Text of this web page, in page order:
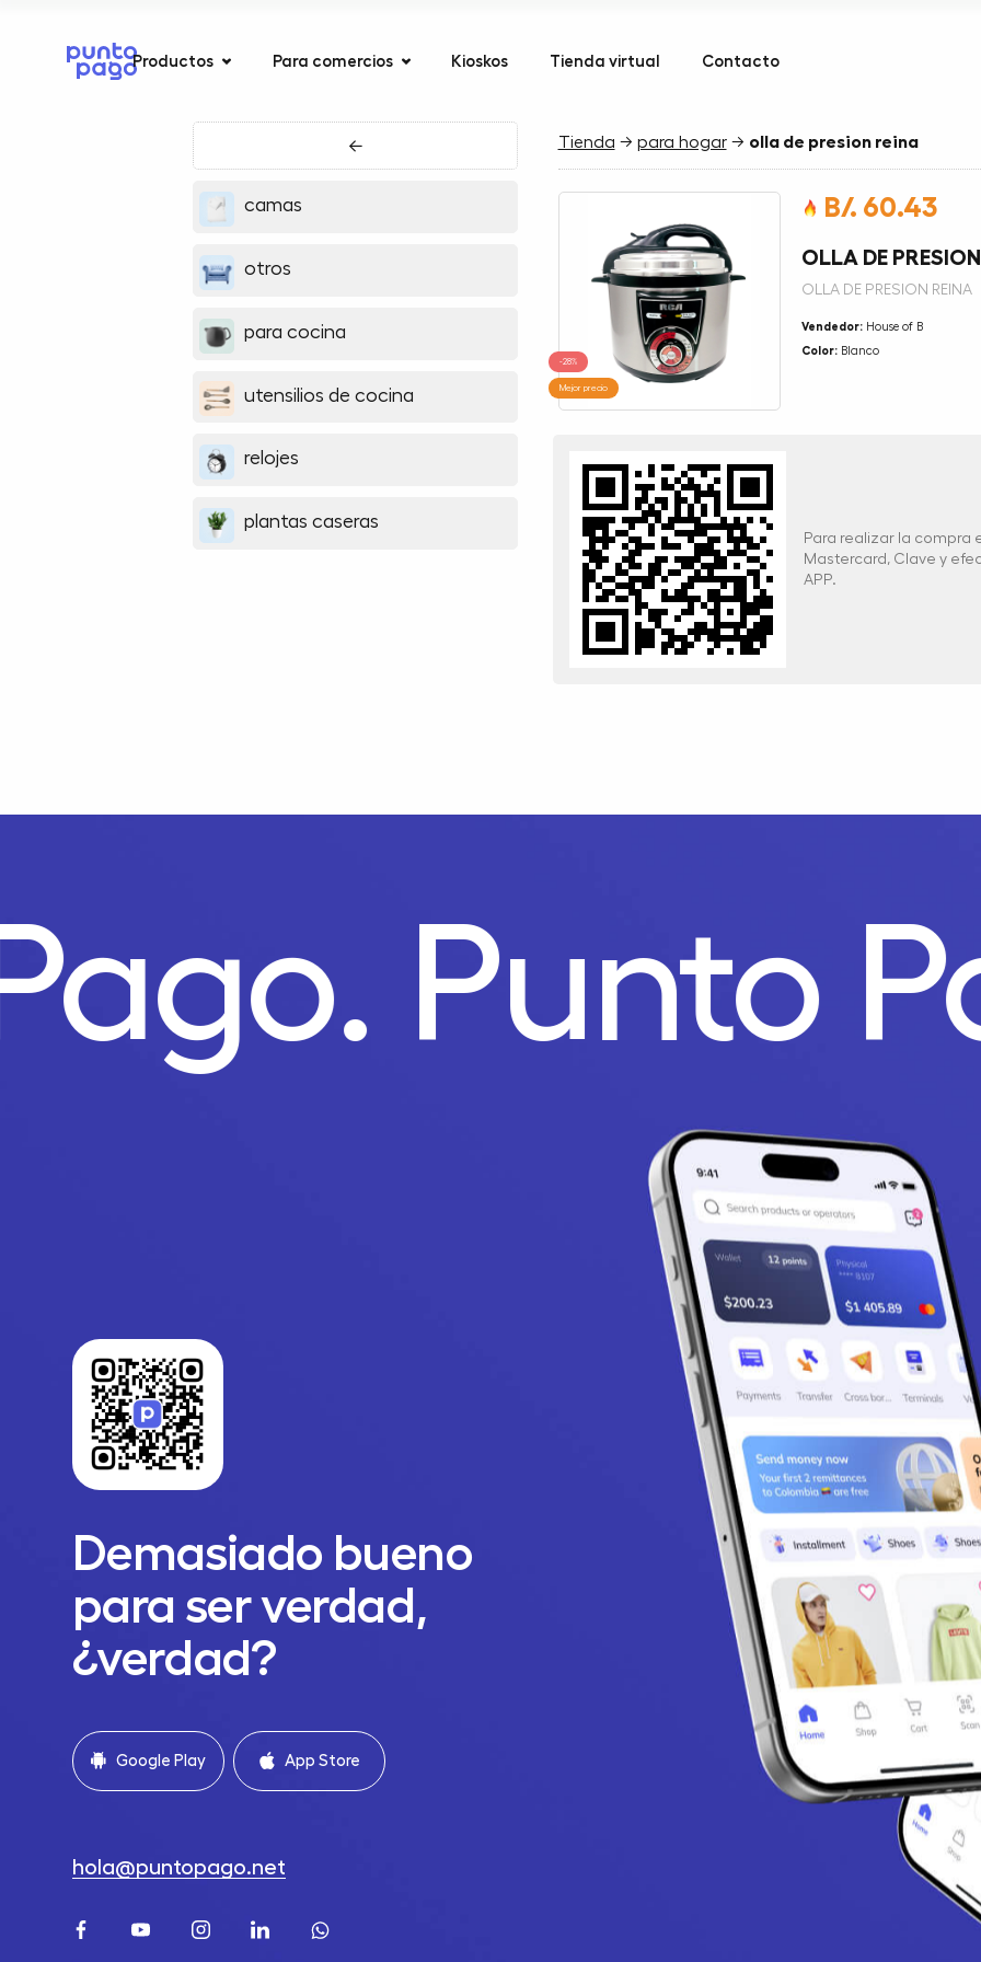
Productos Para comercios Kioskos Tienda virtual Contacto
←
camas
otros
para cocina
utensilios de cocina
relojes
plantas caseras
Tienda → para hogar→ olla de presion reina
-28%
Mejor precio
B/. 60.43
OLLA DE
OLLA DE PRESION REINA
Vendedor:House of B
Color:Blanco
Para realizar la compra
Mastercard, Clave y
APP.
Punto
Demasiado bueno
para ser verdad,
¿verdad?
Google Play App Store
hola@puntopago.net